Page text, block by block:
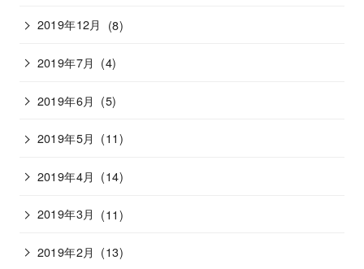
2019年12月 (8)
2019年7月 (4)
2019年6月 (5)
2019年5月 (11)
2019年4月 (14)
2019年3月 (11)
2019年2月 (13)